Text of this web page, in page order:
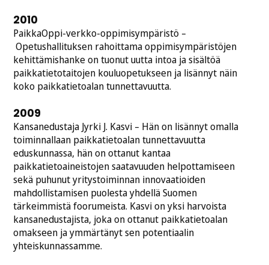
2010
PaikkaOppi-verkko-oppimisympäristö –
Opetushallituksen rahoittama oppimisympäristöjen
kehittämishanke on tuonut uutta intoa ja sisältöä
paikkatietotaitojen kouluopetukseen ja lisännyt näin
koko paikkatietoalan tunnettavuutta.
2009
Kansanedustaja Jyrki J. Kasvi – Hän on lisännyt omalla
toiminnallaan paikkatietoalan tunnettavuutta
eduskunnassa, hän on ottanut kantaa
paikkatietoaineistojen saatavuuden helpottamiseen
sekä puhunut yritystoiminnan innovaatioiden
mahdollistamisen puolesta yhdellä Suomen
tärkeimmistä foorumeista. Kasvi on yksi harvoista
kansanedustajista, joka on ottanut paikkatietoalan
omakseen ja ymmärtänyt sen potentiaalin
yhteiskunnassamme.